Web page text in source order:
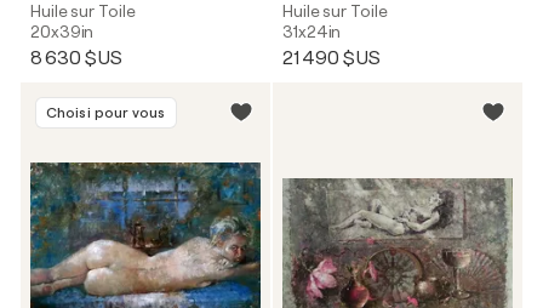
Huile sur Toile
20x39in
8 630 $US
Huile sur Toile
31x24in
21 490 $US
Choisi pour vous